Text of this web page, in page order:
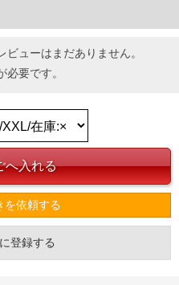
ューはまだありません。
必要です。
を依頼する
登録する